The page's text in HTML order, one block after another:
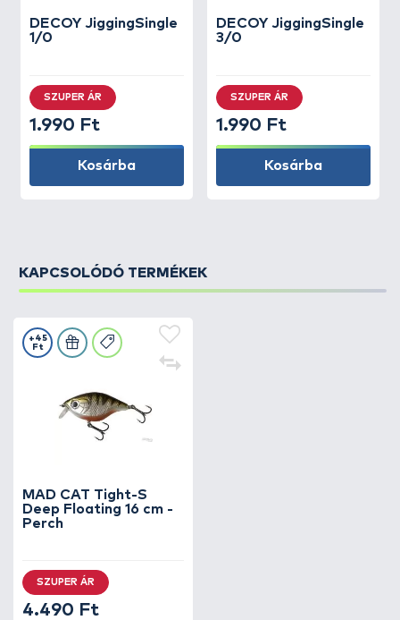
DECOY JiggingSingle
1/0
SZUPER ÁR
1.990 Ft
Kosárba
DECOY JiggingSingle
3/0
SZUPER ÁR
1.990 Ft
Kosárba
KAPCSOLÓDÓ TERMÉKEK
MAD CAT Tight-S
Deep Floating 16 cm -
Perch
+45
Ft
SZUPER ÁR
4.490 Ft